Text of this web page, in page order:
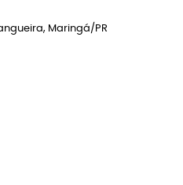
Maringá/PR